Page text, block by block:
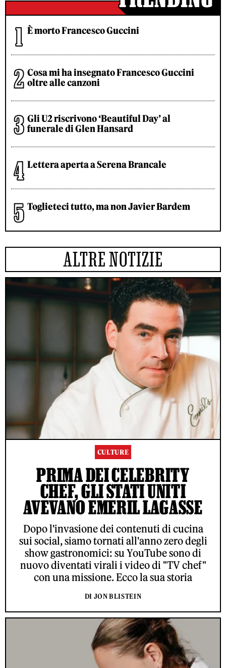
È morto Francesco Guccini
Cosa mi ha insegnato Francesco Guccini
oltre alle canzoni
Gli U2 riscrivono ‘Beautiful Day’ al
funerale di Glen Hansard
Lettera aperta a Serena Brancale
Toglieteci tutto, ma non Javier Bardem
ALTRE NOTIZIE
CULTURE
PRIMA DEI CELEBRITY
CHEF, GLI STATI UNITI
AVEVANO EMERIL LAGASSE
Dopo l'invasione dei contenuti di cucina
sui social, siamo tornati all'anno zero degli
show gastronomici: su YouTube sono di
nuovo diventati virali i video di "TV chef"
con una missione. Ecco la sua storia
DI JON BLISTEIN